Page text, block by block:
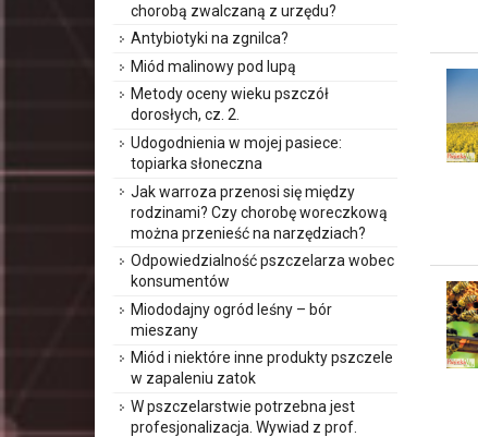
chorobą zwalczaną z urzędu?
Antybiotyki na zgnilca?
Miód malinowy pod lupą
Metody oceny wieku pszczół
dorosłych, cz. 2.
Udogodnienia w mojej pasiece:
topiarka słoneczna
Jak warroza przenosi się między
rodzinami? Czy chorobę woreczkową
można przenieść na narzędziach?
Odpowiedzialność pszczelarza wobec
konsumentów
Miododajny ogród leśny – bór
mieszany
Miód i niektóre inne produkty pszczele
w zapaleniu zatok
W pszczelarstwie potrzebna jest
profesjonalizacja. Wywiad z prof.